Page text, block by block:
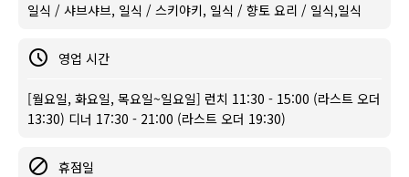
일식 / 샤브샤브, 일식 / 스키야키, 일식 / 향토 요리 / 일식,일식
영업 시간
[월요일, 화요일, 목요일~일요일] 런치 11:30 - 15:00 (라스트 오더
13:30) 디너 17:30 - 21:00 (라스트 오더 19:30)
휴점일